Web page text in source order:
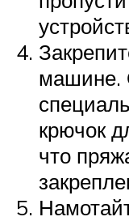
машине.
крючок
что